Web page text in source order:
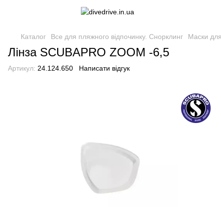
Каталог Все для пляжного відпочинку. Снорклинг Маски
Лінза SCUBAPRO ZOOM -6,5
Артикул: 24.124.650 Написати відгук